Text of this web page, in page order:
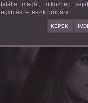
találja magát, miközben
egymást – teszik próbára.
KÉPEK